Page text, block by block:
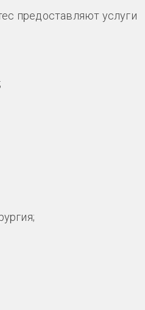
предоставляют услуги